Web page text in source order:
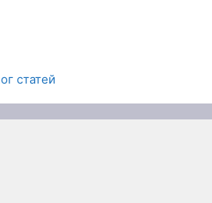
статей